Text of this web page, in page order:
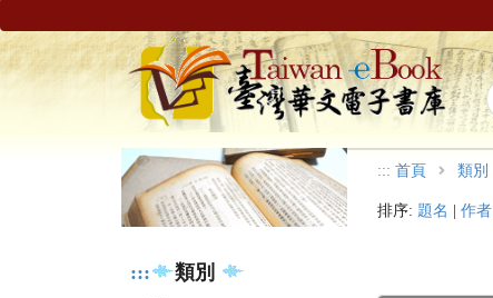
::: 類別
::: 首頁 類別
排序: 題名 |作者